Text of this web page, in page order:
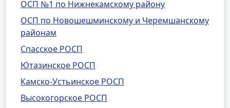
ОСП №1 по Нижнекамскому району
ОСП по Новошешминскому и Черемшанскому
районам
Спасское РОСП
Ютазинское РОСП
Камско-Устьинское РОСП
Высокогорское РОСП